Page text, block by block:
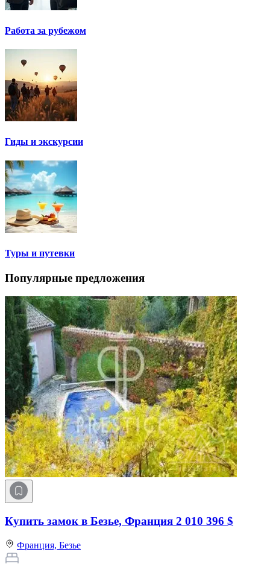
Работа за рубежом
Гиды и экскурсии
Туры и путевки
Популярные предложения
Купить замок в Безье, Франция 2 010 396 $
Франция, Безье